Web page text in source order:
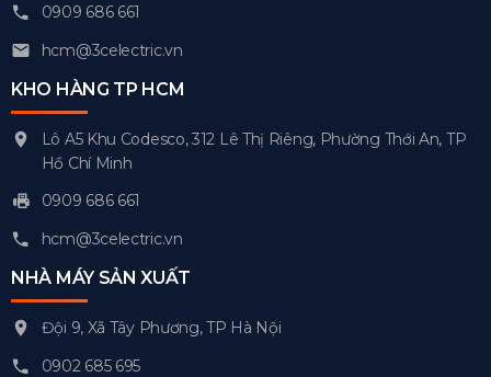
0909 686 661
hcm@3celectric.vn
KHO HÀNG TP HCM
Lô A5 Khu Codesco, 312 Lê Thị Riêng, Phường Thới An, TP
Hồ Chí Minh
0909 686 661
hcm@3celectric.vn
NHÀ MÁY SẢN XUẤT
Đội 9, Xã Tây Phương, TP Hà Nội
0902 685 695